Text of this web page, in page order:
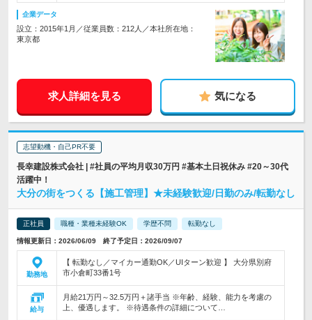
企業データ
設立：2015年1月／従業員数：212人／本社所在地：
東京都
求人詳細を見る 気になる
志望動機・自己PR不要
長幸建設株式会社 | #社員の平均月収30万円 #基本土日祝休み #20～30代
活躍中！
大分の街をつくる【施工管理】★未経験歓迎/日勤のみ/転勤なし
正社員 職種・業種未経験OK 学歴不問 転勤なし
情報更新日：2026/06/09 終了予定日：2026/09/07
勤務地
【 転勤なし／マイカー通勤OK／UIターン歓迎 】 大分県別府
市小倉町33番1号
給与
月給21万円～32.5万円＋諸手当 ※年齢、経験、能力を考慮の
上、優遇します。 ※待遇条件の詳細について…